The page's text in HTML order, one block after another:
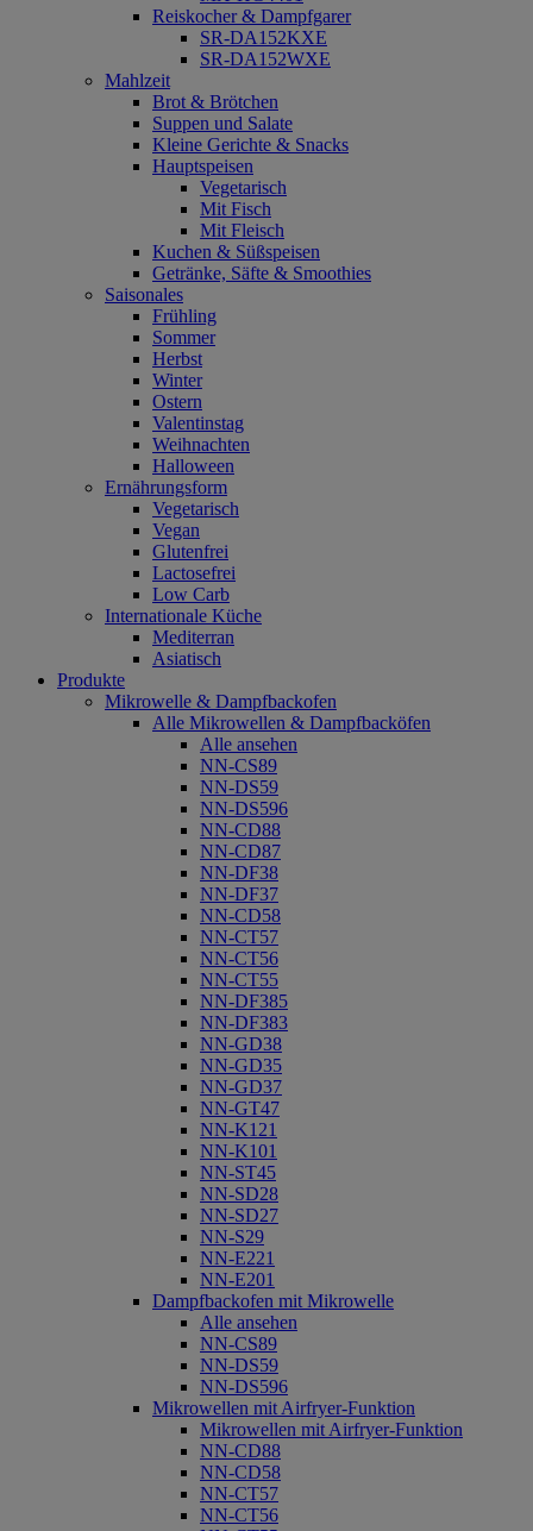
Reiskocher & Dampfgarer
SR-DA152KXE
SR-DA152WXE
Mahlzeit
Brot & Brötchen
Suppen und Salate
Kleine Gerichte & Snacks
Hauptspeisen
Vegetarisch
Mit Fisch
Mit Fleisch
Kuchen & Süßspeisen
Getränke, Säfte & Smoothies
Saisonales
Frühling
Sommer
Herbst
Winter
Ostern
Valentinstag
Weihnachten
Halloween
Ernährungsform
Vegetarisch
Vegan
Glutenfrei
Lactosefrei
Low Carb
Internationale Küche
Mediterran
Asiatisch
Produkte
Mikrowelle & Dampfbackofen
Alle Mikrowellen & Dampfbacköfen
Alle ansehen
NN-CS89
NN-DS59
NN-DS596
NN-CD88
NN-CD87
NN-DF38
NN-DF37
NN-CD58
NN-CT57
NN-CT56
NN-CT55
NN-DF385
NN-DF383
NN-GD38
NN-GD35
NN-GD37
NN-GT47
NN-K121
NN-K101
NN-ST45
NN-SD28
NN-SD27
NN-S29
NN-E221
NN-E201
Dampfbackofen mit Mikrowelle
Alle ansehen
NN-CS89
NN-DS59
NN-DS596
Mikrowellen mit Airfryer-Funktion
Mikrowellen mit Airfryer-Funktion
NN-CD88
NN-CD58
NN-CT57
NN-CT56